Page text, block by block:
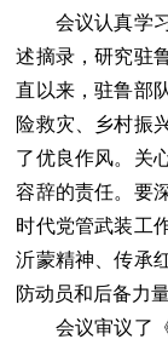
会议认真学习
述摘录，研究驻
直以来，驻鲁部
险救灾、乡村振
了优良作风。关
容辞的责任。要
时代党管武装工
沂蒙精神、传承
防动员和后备力
会议审议了《